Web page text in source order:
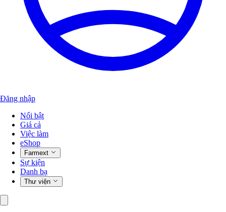
Đăng nhập
Nổi bật
Giá cả
Việc làm
eShop
Farmext
Sự kiện
Danh bạ
Thư viện